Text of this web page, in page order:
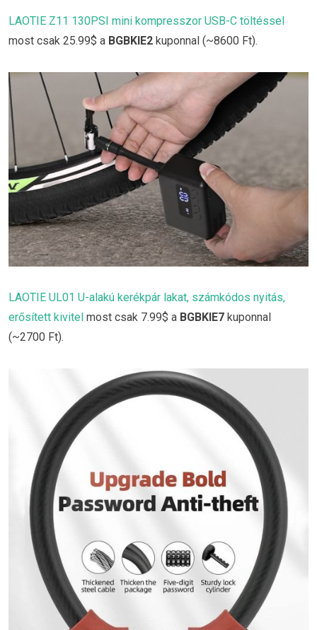
LAOTIE Z11 130PSI mini kompresszor USB-C töltéssel
most csak 25.99$ a BGBKIE2 kuponnal (~8600 Ft).
LAOTIE UL01 U-alakú kerékpár lakat, számkódos nyitás,
erősített kivitel most csak 7.99$ a BGBKIE7 kuponnal
(~2700 Ft).